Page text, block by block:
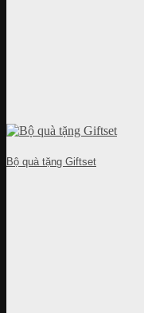
Bộ quà tặng Giftset